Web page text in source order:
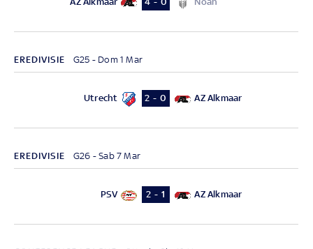
EREDIVISIE G25 - Dom 1 Mar
Utrecht 2 - 0 AZ Alkmaar
EREDIVISIE G26 - Sab 7 Mar
PSV 2 - 1 AZ Alkmaar